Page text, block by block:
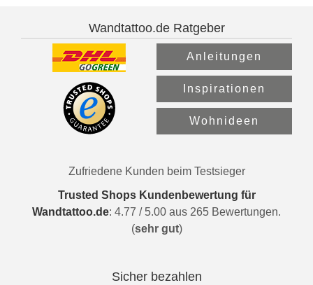
Wandtattoo.de Ratgeber
Anleitungen
Inspirationen
Wohnideen
Zufriedene Kunden beim Testsieger
Trusted Shops Kundenbewertung für
Wandtattoo.de: 4.77 / 5.00 aus 265 Bewertungen.
(sehr gut)
Sicher bezahlen